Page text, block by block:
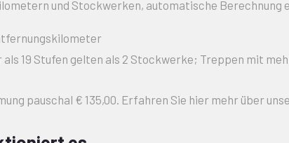
und Stockwerken, automatische Berechnung
19 Stufen gelten als 2 Stockwerke; Treppen mit
pauschal € 135,00. Erfahren Sie hier mehr über